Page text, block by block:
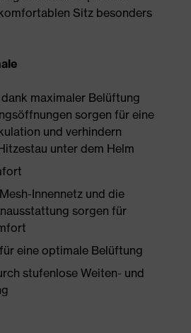
Sitz besonders
maximaler Belüftung
sorgen für eine
und verhindern
unter dem Helm
Innennetz und die
sorgen für
eine optimale Belüftung
stufenlose Weiten- und